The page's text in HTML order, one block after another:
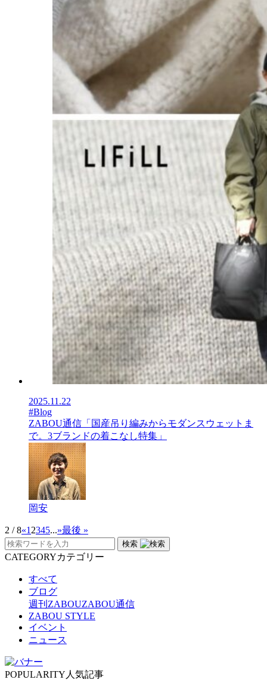
2025.11.22
#Blog
ZABOU通信「国産吊り編みからモダンスウェットま
で。3ブランドの着こなし特集」
岡安
2 / 8«1 2345...»最後 »
検索
CATEGORYカテゴリー
すべて
ブログ
週刊ZABOUZABOU通信
ZABOU STYLE
イベント
ニュース
POPULARITY 人気記事